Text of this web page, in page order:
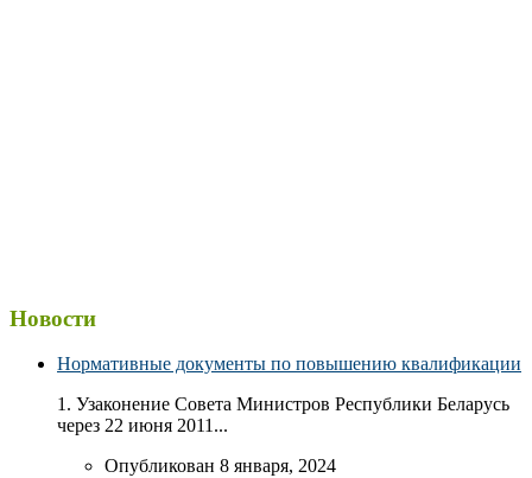
Новости
Нормативные документы по повышению квалификации
1. Узаконение Совета Министров Республики Беларусь
через 22 июня 2011...
Опубликован 8 января, 2024